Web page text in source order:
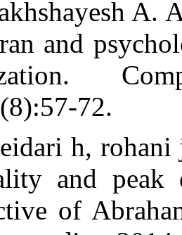
3. 3.
the Koran and
2012;3(8):57-
4. 4. Heidari h,
spirituality
perspective of